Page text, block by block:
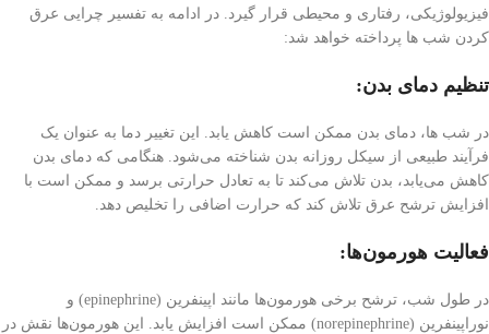
فیزیولوژیکی، رفتاری و محیطی قرار گیرد. در ادامه به تفسیر چرایی عرق
کردن شب ها پرداخته خواهد شد:
تنظیم دمای بدن:
در شب ها، دمای بدن ممکن است کاهش یابد. این تغییر دما به عنوان یک
فرآیند طبیعی از سیکل روزانه بدن شناخته می‌شود. هنگامی که دمای بدن
کاهش می‌یابد، بدن تلاش می‌کند تا به تعادل حرارتی برسد و ممکن است با
افزایش ترشح عرق تلاش کند که حرارت اضافی را تخلیص دهد.
فعالیت هورمون‌ها:
در طول شب، ترشح برخی هورمون‌ها مانند اپینفرین (epinephrine) و
نوراپینفرین (norepinephrine) ممکن است افزایش یابد. این هورمون‌ها نقش در